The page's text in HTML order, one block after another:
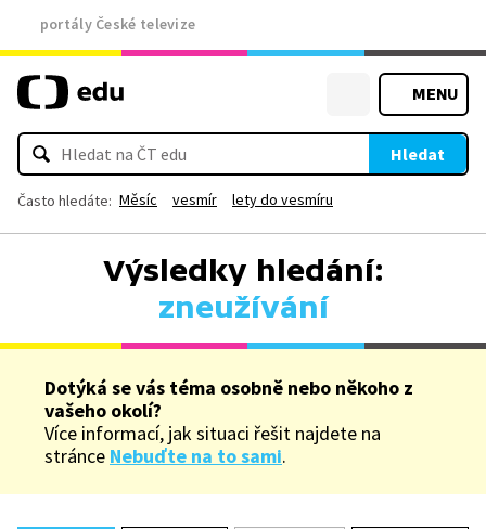
portály České televize
MENU
Hledat
Často hledáte: Měsíc vesmír lety do vesmíru
Výsledky hledání:
zneužívání
Dotýká se vás téma osobně nebo někoho z
vašeho okolí?
Více informací, jak situaci řešit najdete na
stránce Nebuďte na to sami.